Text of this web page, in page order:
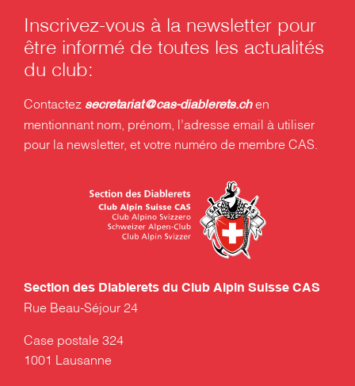
Inscrivez-vous à la newsletter pour
être informé de toutes les actualités
du club:
Contactez secretariat@cas-diablerets.chen
mentionnant nom, prénom, l’adresse email à utiliser
pour la newsletter, et votre numéro de membre CAS.
Section des Diablerets du Club Alpin Suisse CAS
Rue Beau-Séjour 24
Case postale 324
1001 Lausanne